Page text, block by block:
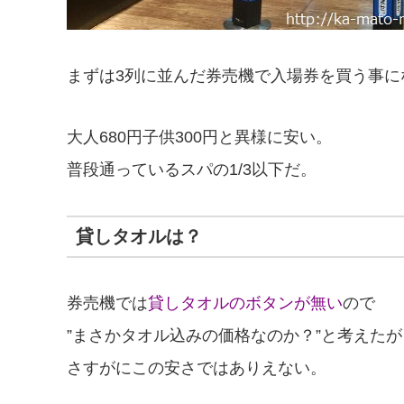
まずは3列に並んだ券売機で入場券を買う事
大人680円子供300円と異様に安い。
普段通っているスパの1/3以下だ。
貸しタオルは？
券売機では貸しタオルのボタンが無いので
”まさかタオル込みの価格なのか？”と考えたが
さすがにこの安さではありえない。